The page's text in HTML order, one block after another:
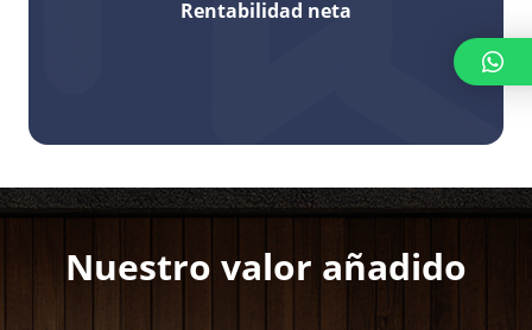
Rentabilidad neta
Nuestro valor añadido